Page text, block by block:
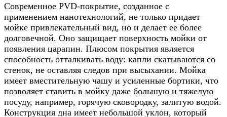
Современное PVD-покрытие, созданное с
применением нанотехнологий, не только придает
мойке привлекательный вид, но и делает ее более
долговечной. Оно защищает поверхность мойки от
появления царапин. Плюсом покрытия является
способность отталкивать воду: капли скатываются со
стенок, не оставляя следов при высыхании. Мойка
имеет вместительную чашу и усиленные бортики, что
позволяет ставить в мойку даже большую и тяжелую
посуду, например, горячую сковородку, залитую водой.
Конструкция дна имеет небольшой уклон, который